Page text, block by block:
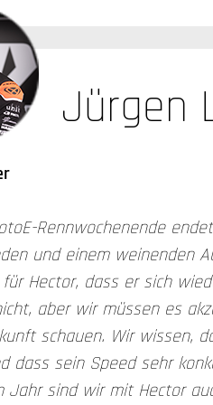
Jürgen
Rennwochenende
und einem weinenden
Hector, dass er sich
aber wir müssen es
schauen. Wir wissen,
dass sein Speed sehr
Jahr sind wir mit Hector